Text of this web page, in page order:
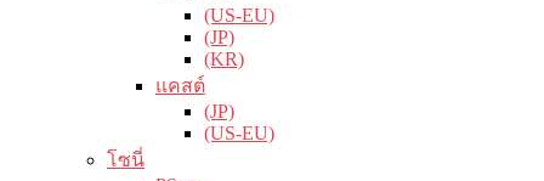
(US-EU)
(JP)
(KR)
แคสต์
(JP)
(US-EU)
โซนี่